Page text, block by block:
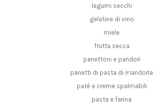
legumi secchi
gelatine di vino
miele
frutta secca
panettoni e pandori
panetti di pasta di mandorla
patè e creme spalmabili
pasta e farina